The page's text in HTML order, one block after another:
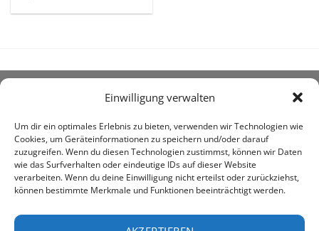
Einwilligung verwalten
Um dir ein optimales Erlebnis zu bieten, verwenden wir Technologien wie
Cookies, um Geräteinformationen zu speichern und/oder darauf
zuzugreifen. Wenn du diesen Technologien zustimmst, können wir Daten
wie das Surfverhalten oder eindeutige IDs auf dieser Website
verarbeiten. Wenn du deine Einwilligung nicht erteilst oder zurückziehst,
können bestimmte Merkmale und Funktionen beeinträchtigt werden.
um den Kauf landwirtschaftlicher Bedarfsartikel geht.